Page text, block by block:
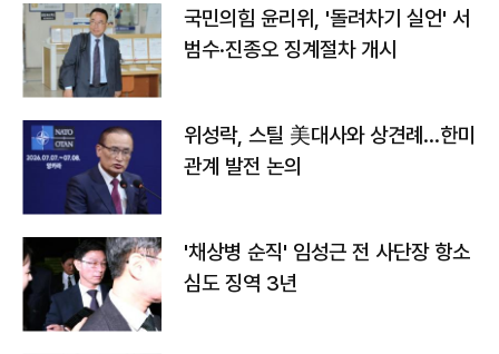
국민의힘 윤리위, '돌려차기 실언' 서
범수·진종오 징계절차 개시
위성락, 스틸 美대사와 상견례…한미
관계 발전 논의
'채상병 순직' 임성근 전 사단장 항소
심도 징역 3년